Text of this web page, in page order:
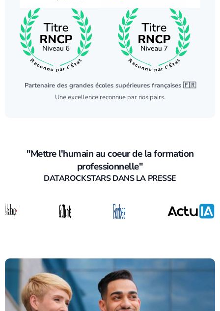
Partenaire des grandes écoles supérieures françaises 🇫🇷
Une excellence reconnue par nos pairs.
"Mettre l'humain au coeur de la formation
professionnelle"
DATAROCKSTARS DANS LA PRESSE